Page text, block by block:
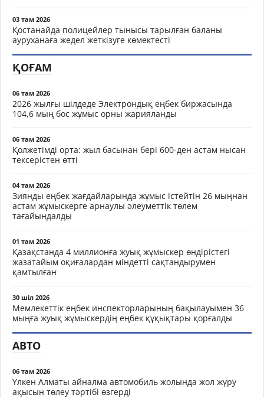
03 там 2026
Қостанайда полицейлер тынысы тарылған баланы
ауруханаға жедел жеткізуге көмектесті
ҚОҒАМ
06 там 2026
2026 жылғы шілдеде Электрондық еңбек биржасында
104,6 мың бос жұмыс орны жарияланды
06 там 2026
Қолжетімді орта: жыл басынан бері 600-ден астам нысан
тексерістен өтті
04 там 2026
Зиянды еңбек жағдайларында жұмыс істейтін 26 мыңнан
астам жұмыскерге арнаулы әлеуметтік төлем
тағайындалды
01 там 2026
Қазақстанда 4 миллионға жуық жұмыскер өндірістегі
жазатайым оқиғалардан міндетті сақтандырумен
қамтылған
30 шіл 2026
Мемлекеттік еңбек инспекторларының бақылауымен 36
мыңға жуық жұмыскердің еңбек құқықтары қорғалды
АВТО
06 там 2026
Үлкен Алматы айналма автомобиль жолында жол жүру
ақысын төлеу тәртібі өзгерді